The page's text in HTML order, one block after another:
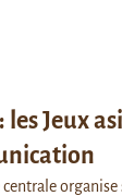
Jeux
centrale